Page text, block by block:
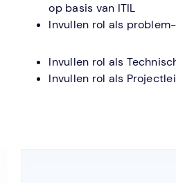
op basis van ITIL
Invullen rol als
Invullen rol als
Invullen rol als